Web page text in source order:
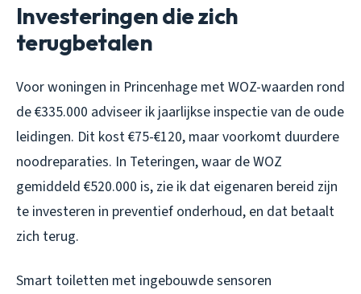
Investeringen die zich
terugbetalen
Voor woningen in Princenhage met WOZ-waarden rond
de €335.000 adviseer ik jaarlijkse inspectie van de oude
leidingen. Dit kost €75-€120, maar voorkomt duurdere
noodreparaties. In Teteringen, waar de WOZ
gemiddeld €520.000 is, zie ik dat eigenaren bereid zijn
te investeren in preventief onderhoud, en dat betaalt
zich terug.
Smart toiletten met ingebouwde sensoren